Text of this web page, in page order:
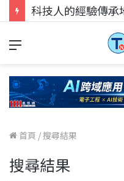
首頁 /搜尋結果
搜尋結果